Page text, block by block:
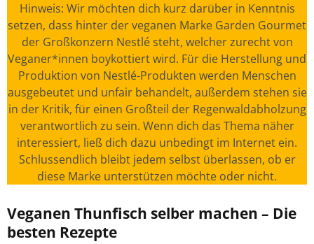
Hinweis: Wir möchten dich kurz darüber in Kenntnis
setzen, dass hinter der veganen Marke Garden Gourmet
der Großkonzern Nestlé steht, welcher zurecht von
Veganer*innen boykottiert wird. Für die Herstellung und
Produktion von Nestlé-Produkten werden Menschen
ausgebeutet und unfair behandelt, außerdem stehen sie
in der Kritik, für einen Großteil der Regenwaldabholzung
verantwortlich zu sein. Wenn dich das Thema näher
interessiert, ließ dich dazu unbedingt im Internet ein.
Schlussendlich bleibt jedem selbst überlassen, ob er
diese Marke unterstützen möchte oder nicht.
Veganen Thunfisch selber machen – Die
besten Rezepte